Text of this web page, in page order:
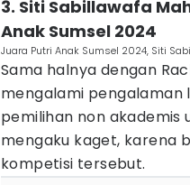
3. Siti Sabillawafa
Anak Sumsel 2024
Juara Putri Anak Sumsel 2024, Siti
Sama halnya dengan
mengalami pengalaman
pemilihan non akademis
mengaku kaget, karena
kompetisi tersebut.